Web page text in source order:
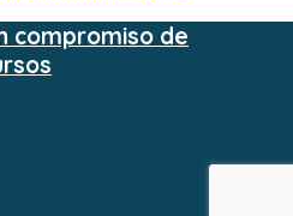
compromiso de